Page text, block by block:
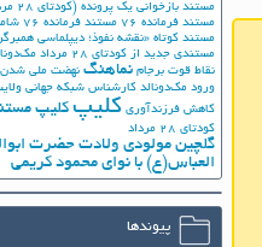
مستند بازخوانی یک پرونده (کودتای 28 مرداد)
مستند فرمانده 76
مستند فرمانده 76 شامل چیست؟
مستند کوتاه «نقشه نفوذ؛ دیپلماسی
مستندی جدید از کودتای 28 مرداد
نقاط قوت برجام نماهنگ نهضت ملي
ورود مک‌دونالد کارشناس شبکه جهانی
کاهش فرزندآوری کلیپ کلیپ
کودتای 28 مرداد
گلچین مولودی ولادت حضرت
العباس(ع) با نوای محمود کریمی
پیوندها